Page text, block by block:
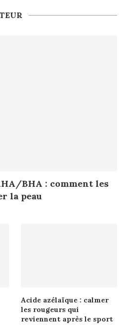
BHA : comment les
la peau
Acide azélaïque : calmer
les rougeurs qui
reviennent après le sport